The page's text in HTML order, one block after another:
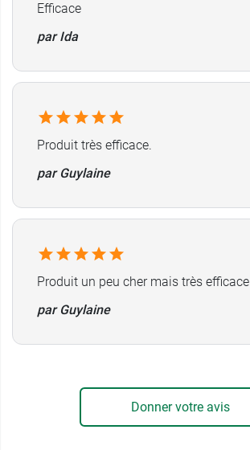
Efficace
par Ida
Produit très efficace.
par Guylaine
Produit un peu cher mais très efficace
par Guylaine
Donner votre avis